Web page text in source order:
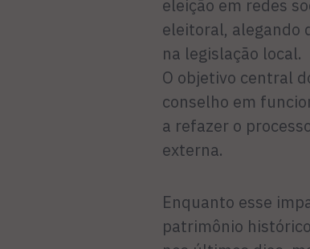
eleição em redes
eleitoral, alegando
na legislação local.
O objetivo central
conselho em
a refazer o
externa.
Enquanto esse
patrimônio